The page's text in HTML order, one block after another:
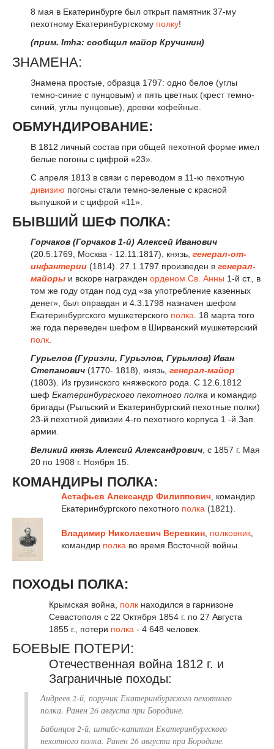
8 мая в Екатеринбурге был открыт памятник 37-му
пехотному Екатеринбургскому полку!
(прим. Imha: сообщил майор Кручинин)
ЗНАМЕНА:
Знамена простые, образца 1797: одно белое (углы
темно-синие с пунцовым) и пять цветных (крест темно-
синий, углы пунцовые), древки кофейные.
ОБМУНДИРОВАНИЕ:
В 1812 личный состав при общей пехотной форме имел
белые погоны с цифрой «23».
С апреля 1813 в связи с переводом в 11-ю пехотную
дивизию погоны стали темно-зеленые с красной
выпушкой и с цифрой «11».
БЫВШИЙ ШЕФ ПОЛКА:
Горчаков (Горчаков 1-й) Алексей Иванович
(20.5.1769, Москва - 12.11.1817), князь, генерал-от-
инфантерии (1814). 27.1.1797 произведен в генерал-
майоры и вскоре награжден орденом Св. Анны 1-й ст., в
том же году отдан под суд «за употребление казенных
денег», был оправдан и 4.3.1798 назначен шефом
Екатеринбургского мушкетерского полка. 18 марта того
же года переведен шефом в Ширванский мушкетерский
полк.
Гурьелов (Гуриэли, Гурьэлов, Гурьялов) Иван
Степанович (1770- 1818), князь, генерал-майор
(1803). Из грузинского княжеского рода. С 12.6.1812
шеф Екатеринбургского пехотного полка и командир
бригады (Рыльский и Екатеринбургский пехотные полки)
23-й пехотной дивизии 4-го пехотного корпуса 1 -й Зап.
армии.
Великий князь Алексий Александрович , с 1857 г. Мая
20 по 1908 г. Ноября 15.
КОМАНДИРЫ ПОЛКА:
Астафьев Александр Филиппович , коман­дир
Екатеринбургского пехотного полка (1821).
Владимир Николаевич Веревкин полковник
командир полка во время Восточной войны.
ПОХОДЫ ПОЛКА:
Крымская война, полк находился в гарнизоне
Севастополя с 22 Октября 1854 г. по 27 Августа
1855 г., потери полка - 4 648 человек.
БОЕВЫЕ ПОТЕРИ:
Отечественная война 1812 г. и
Заграничные походы:
Андреев 2-й, поручик Екатеринбургского пехотного
полка. Ранен 26 августа при Бородине.
Бабинцов 2-й, штабс-капитан Екатеринбургского
пехотного полка. Ранен 26 августа при Бородине.